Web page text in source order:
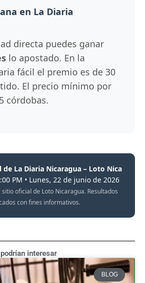
en La Diaria
directa puedes ganar
lo apostado. En la
fácil el premio es de 30
El precio mínimo por
córdobas.
La Diaria Nicaragua – Loto Nica
PM • Lunes, 22 de junio de 2026
oficial de Loto Nicaragua. Resultados
con fines informativos.
interesar
BLOG